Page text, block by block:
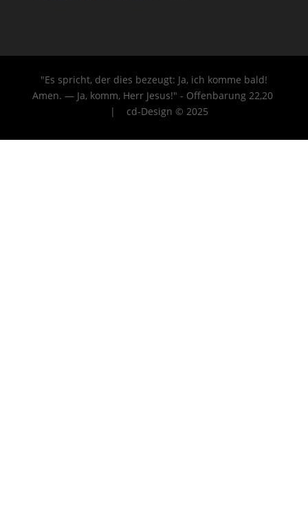
"Es spricht, der dies bezeugt: Ja, ich komme bald!
Amen. — Ja, komm, Herr Jesus!" - Offenbarung 22,20
| cd-Design © 2025